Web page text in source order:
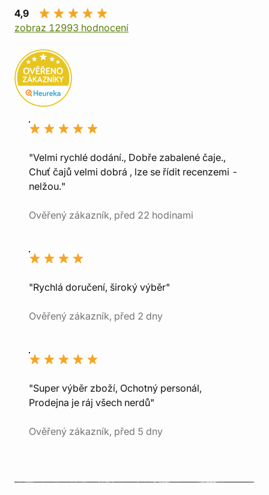
4,9
zobraz 12993 hodnocení
"Velmi rychlé dodání., Dobře zabalené čaje.,
Chuť čajů velmi dobrá , lze se řídit recenzemi -
nelžou."
Ověřený zákazník, před 22 hodinami
"Rychlá doručení, široký výběr"
Ověřený zákazník, před 2 dny
"Super výběr zboží, Ochotný personál,
Prodejna je ráj všech nerdů"
Ověřený zákazník, před 5 dny